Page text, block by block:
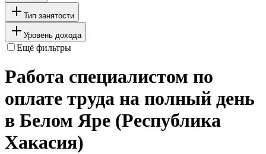
Тип занятости
Уровень дохода
Ещё фильтры
Работа специалистом по
оплате труда на полный день
в Белом Яре (Республика
Хакасия)